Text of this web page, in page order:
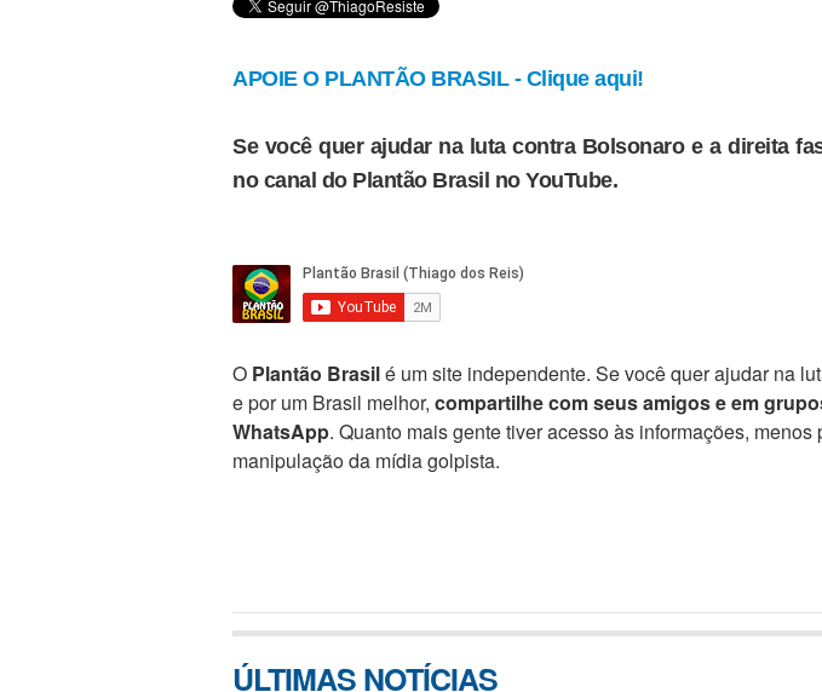
APOIE O PLANTÃO BRASIL - Clique aqui!
Se você quer ajudar na luta contra Bolsonaro e a direita
no canal do Plantão Brasil no YouTube.
O Plantão Brasilé um site independente. Se você quer ajudar na
e por um Brasil melhor, compartilhe com seus amigos e em
WhatsApp. Quanto mais gente tiver acesso às informações, menos
manipulação da mídia golpista.
ÚLTIMAS NOTÍCIAS